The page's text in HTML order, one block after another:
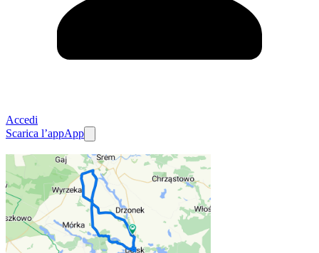
Accedi
Scarica l’appApp